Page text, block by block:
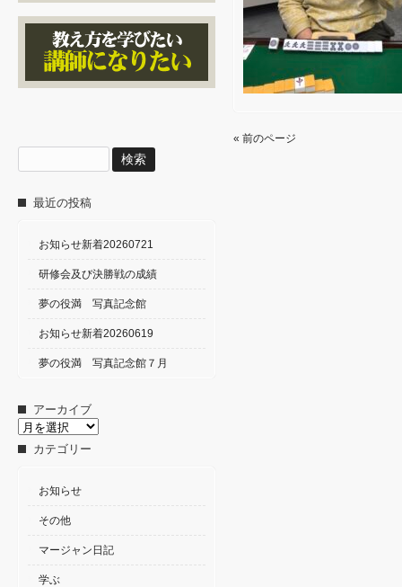
« 前のページ
索:
最近の投稿
お知らせ新着20260721
研修会及び決勝戦の成績
夢の役満 写真記念館
お知らせ新着20260619
夢の役満 写真記念館７月
アーカイブ
ア
カテゴリー
お知らせ
その他
マージャン日記
学ぶ